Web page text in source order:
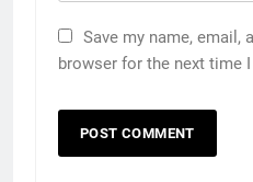
Save my name, email,
browser for the next time
65